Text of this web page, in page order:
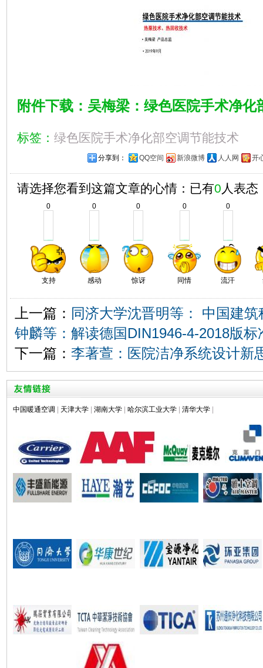
附件下载：吴梅梁：绿色医院手术净化
标签： 绿色医院手术净化部空调节能技术
分享到： QQ空间 新浪微博 人人网 开
请选择您看到这篇文章的心情：已有0 人表态
0
支持
0
感动
0
惊讶
0
同情
0
流汗
上一篇： 同济大学沈晋明等： 中国建
钟麟等：解读德国DIN1946-4-2018版标
下一篇： 李著萱：医院洁净系统设计新
中国暖通空调 天津大学 湖南大学 哈尔滨工业大学 清华大学